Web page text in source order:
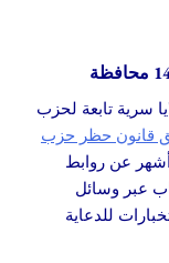
سرية تابعة لحزب
بهم وفق قانون حظر حزب
عن روابط
عبر وسائل
للدعاية